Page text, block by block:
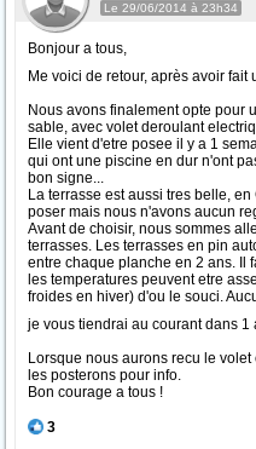
Le 29/06/2014 à 23h34
Bonjour a tous,
Me voici de retour, après avoir fait
Nous avons finalement opte pour
sable, avec volet deroulant
Elle vient d'etre posee il y a 1
qui ont une piscine en dur n'ont
bon signe...
La terrasse est aussi tres belle,
poser mais nous n'avons aucun
Avant de choisir, nous sommes
terrasses. Les terrasses en pin
entre chaque planche en 2 ans. Il
les temperatures peuvent etre
froides en hiver) d'ou le souci.
je vous tiendrai au courant dans 1
Lorsque nous aurons recu le
les posterons pour info.
Bon courage a tous !
3